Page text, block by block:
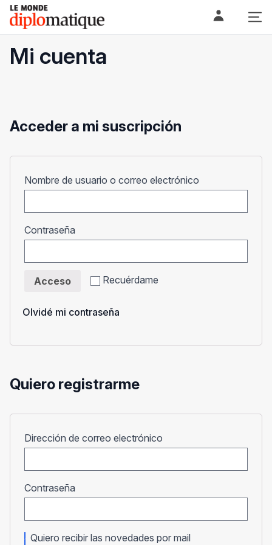
Skip
content
Le monde diplomatique
Mi cuenta
Acceder a mi suscripción
Nombre de usuario o correo electrónico
Contraseña
Recuérdame
Acceso
Olvidé mi contraseña
Quiero registrarme
Dirección de correo electrónico
Contraseña
Quiero recibir las novedades por mail